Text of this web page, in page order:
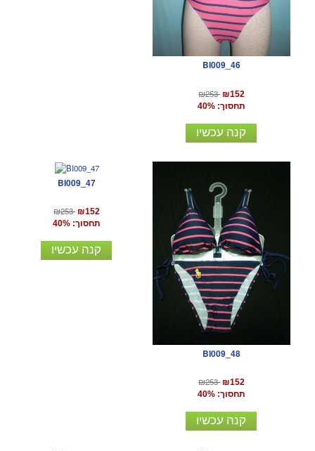
BI009_46
₪253 ₪152
תחסוך: 40%
קנה עכשיו
BI009_47
₪253 ₪152
תחסוך: 40%
קנה עכשיו
BI009_48
₪253 ₪152
תחסוך: 40%
קנה עכשיו